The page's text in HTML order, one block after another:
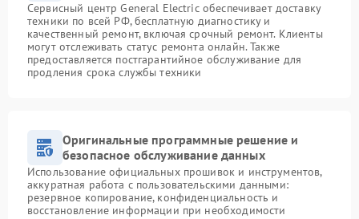
Сервисный центр General Electric обеспечивает доставку
техники по всей РФ, бесплатную диагностику и
качественный ремонт, включая срочный ремонт. Клиенты
могут отслеживать статус ремонта онлайн. Также
предоставляется постгарантийное обслуживание для
продления срока службы техники
Оригинальные программные решение и
безопасное обслуживание данных
Использование официальных прошивок и инструментов,
аккуратная работа с пользовательскими данными:
резервное копирование, конфиденциальность и
восстановление информации при необходимости